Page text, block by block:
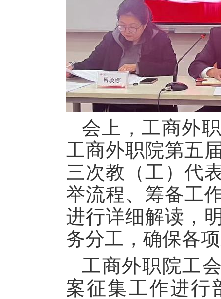
会上，工商外
工商外职院第五
三次教（工）代
举流程、筹备工
进行详细解读，
务分工，确保各
工商外职院工
案征集工作进行